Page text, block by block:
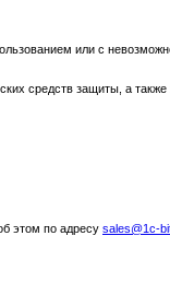
или с
средств защиты, а также
этом по адресу sales@1c-